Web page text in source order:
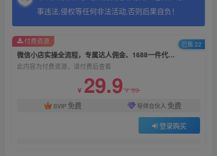
事违法,侵权等任何非法活动,否则后果自负！
微信小店实操全流程，专属达人佣金、1688一件代发、商品预售、选品技巧等
此内容为付费资源，请付费后查看
￥ 29.9￥99
SVIP 免费 导师合伙人 免费
登录购买
付费资源 已售 22